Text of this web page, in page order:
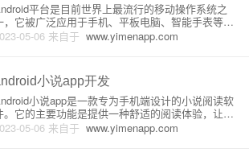
05-06 来自于 www.yimenapp.com
平台是目前世界上最流行的移动操作系统之
，它被广泛应用于手机、平板电脑、智能手表等各
移动设备。开发Android移动应用程序是越来越多的
程序员关注的问题，因为Android开发平台具有广泛的
小说app开发
05-06 来自于 www.yimenapp.com
小说app是一款专为手机端设计的小说阅读软
。它的主要功能是提供一种舒适的阅读体验，让用
在手机上随时随地欣赏各种小说。它的开发需要以
下基本的原理和介绍。一、原理1.1 UI设计UI设计是A